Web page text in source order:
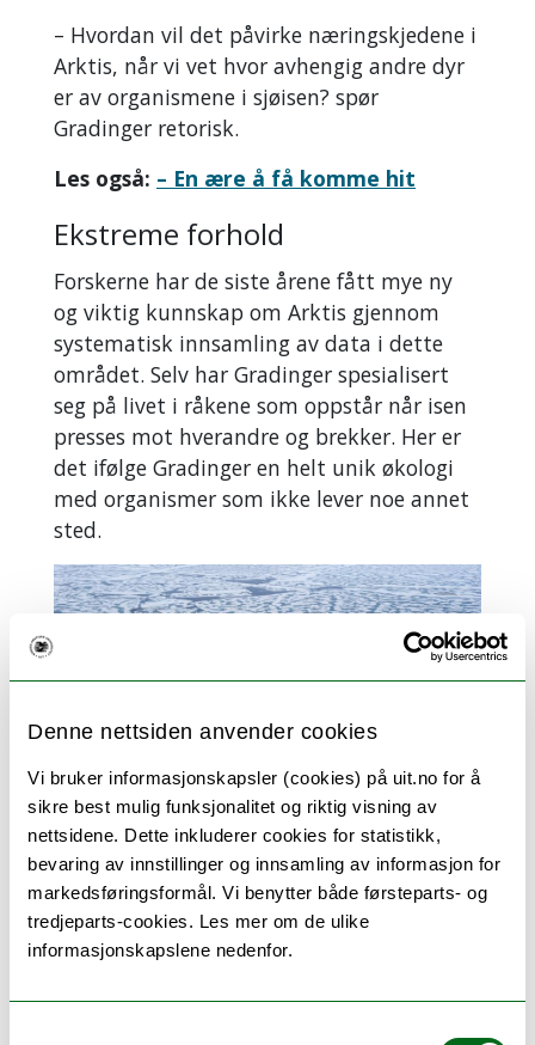
Denne nettsiden anvender cookies
Vi bruker informasjonskapsler (cookies) på uit.no for å
sikre best mulig funksjonalitet og riktig visning av
nettsidene. Dette inkluderer cookies for statistikk,
bevaring av innstillinger og innsamling av informasjon for
markedsføringsformål. Vi benytter både førsteparts- og
tredjeparts-cookies. Les mer om de ulike
informasjonskapslene nedenfor.
– Hvordan vil det påvirke næringskjedene i
Arktis, når vi vet hvor avhengig andre dyr
er av organismene i sjøisen? spør
Gradinger retorisk.
Les også: – En ære å få komme hit
Ekstreme forhold
Forskerne har de siste årene fått mye ny
og viktig kunnskap om Arktis gjennom
systematisk innsamling av data i dette
området. Selv har Gradinger spesialisert
seg på livet i råkene som oppstår når isen
presses mot hverandre og brekker. Her er
det ifølge Gradinger en helt unik økologi
med organismer som ikke lever noe annet
sted.
Fra MOSAiC-ekspedisjonen, der «Polarstern» lå ett
år i polisen.
FOTO: MOSAIC
Han mener det tidligere har vært en
misoppfatning om at det er helt dødt i